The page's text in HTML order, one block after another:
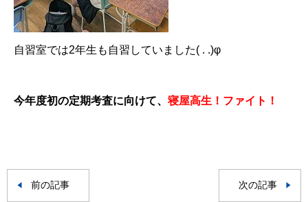
自習室では2年生も自習していました( . .)φ
今年度初の定期考査に向けて、 寝屋高生！ファイト！
前の記事 次の記事